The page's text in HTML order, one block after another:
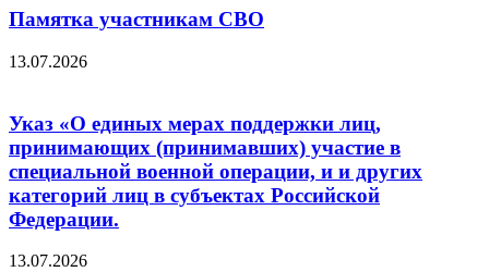
Памятка участникам СВО
13.07.2026
Указ «О единых мерах поддержки лиц,
принимающих (принимавших) участие в
специальной военной операции, и и других
категорий лиц в субъектах Российской
Федерации.
13.07.2026